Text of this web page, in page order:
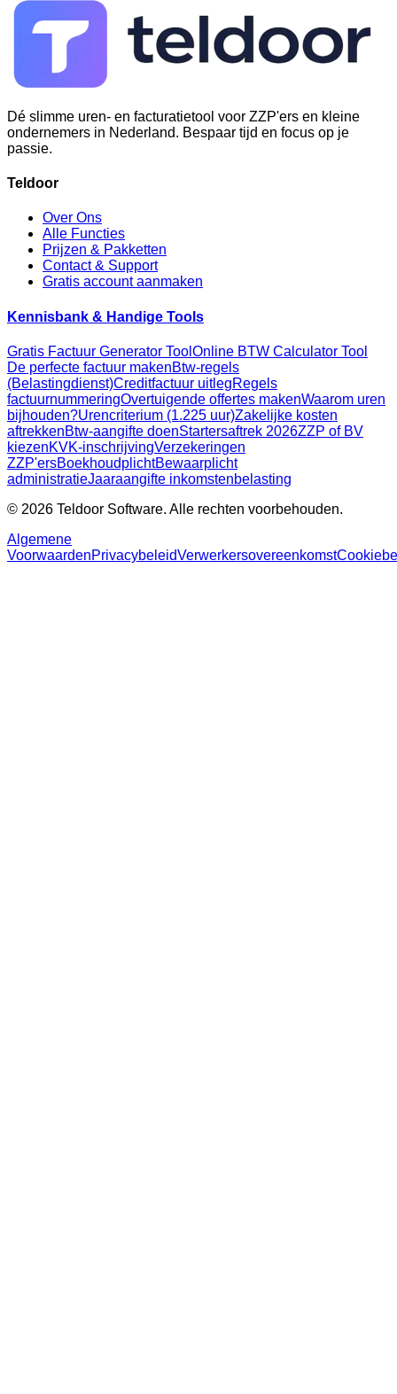
Dé slimme uren- en facturatietool voor ZZP'ers en kleine
ondernemers in Nederland. Bespaar tijd en focus op je
passie.
Teldoor
Over Ons
Alle Functies
Prijzen & Pakketten
Contact & Support
Gratis account aanmaken
Kennisbank & Handige Tools
Gratis Factuur Generator Tool Online BTW Calculator Tool
De perfecte factuur makenBtw-regels
(Belastingdienst)Creditfactuur uitlegRegels
factuurnummeringOvertuigende offertes makenWaarom uren
bijhouden?Urencriterium (1.225 uur)Zakelijke kosten
aftrekkenBtw-aangifte doenStartersaftrek 2026ZZP of BV
kiezenKVK-inschrijvingVerzekeringen
ZZP'ersBoekhoudplichtBewaarplicht
administratieJaaraangifte inkomstenbelasting
© 2026 Teldoor Software. Alle rechten voorbehouden.
Algemene
VoorwaardenPrivacybeleidVerwerkersovereenkomst